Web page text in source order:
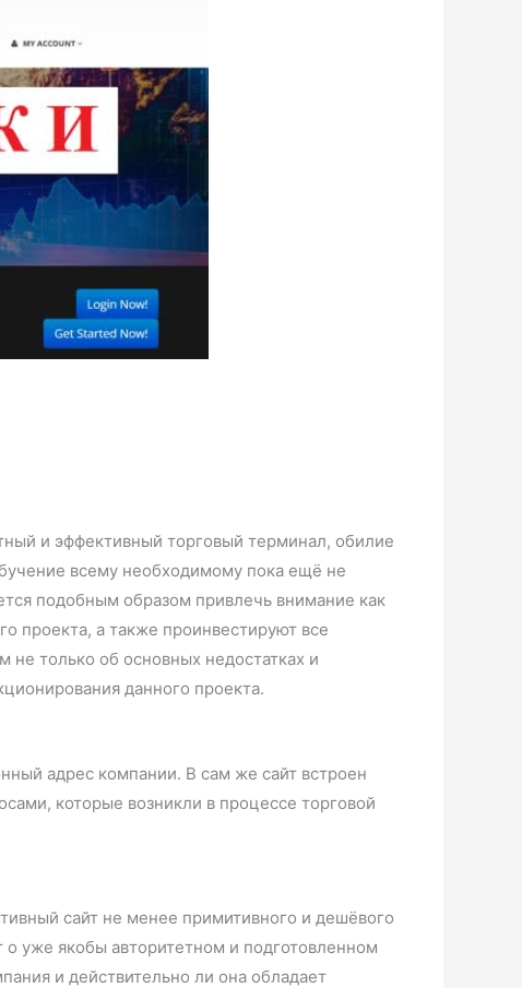
и эффективный торговый терминал, обилие
всему необходимому пока ещё не
подобным образом привлечь внимание как
проекта, а также проинвестируют все
не только об основных недостатках и
данного проекта.
адрес компании. В сам же сайт встроен
которые возникли в процессе торговой
сайт не менее примитивного и дешёвого
о уже якобы авторитетном и подготовленном
и действительно ли она обладает